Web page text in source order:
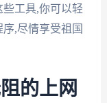
工具,你可以轻
,尽情享受祖国
的上网